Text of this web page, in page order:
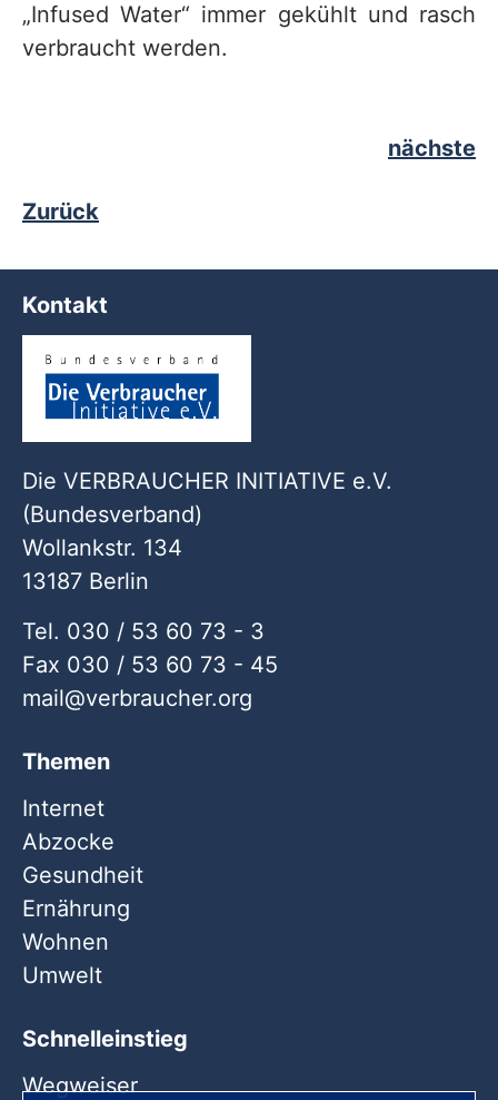
„Infused Water“ immer gekühlt und rasch
verbraucht werden.
nächste
Zurück
Kontakt
Die VERBRAUCHER INITIATIVE e.V.
(Bundesverband)
Wollankstr. 134
13187 Berlin
Tel. 030 / 53 60 73 - 3
Fax 030 / 53 60 73 - 45
mail
verbraucher org
Themen
Internet
Abzocke
Gesundheit
Ernährung
Wohnen
Umwelt
Schnelleinstieg
Wegweiser